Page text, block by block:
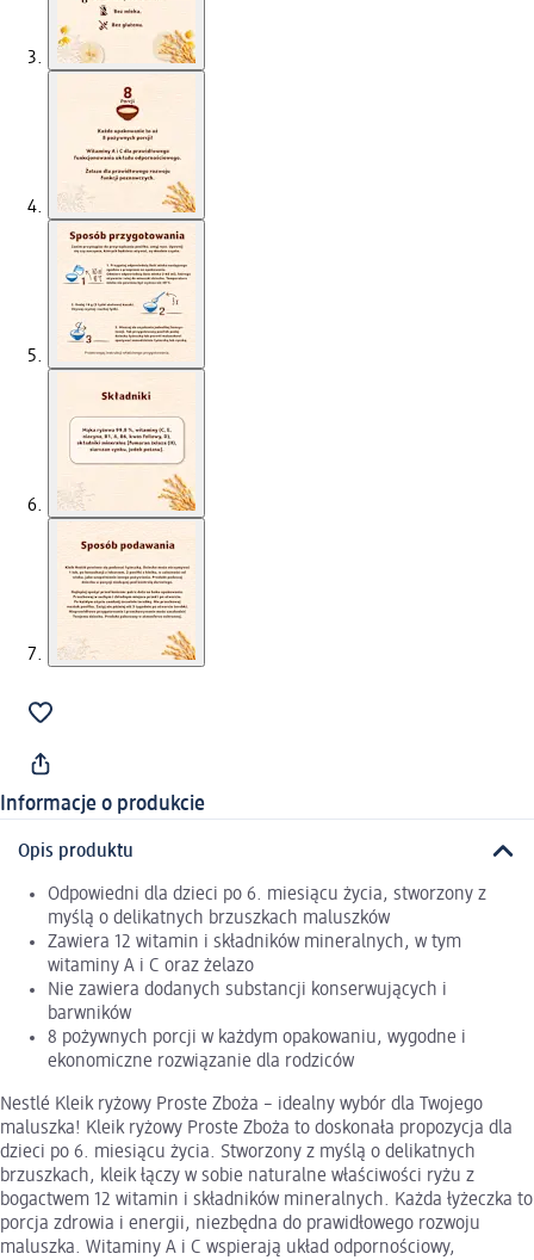
Informacje o produkcie
Opis produktu
Odpowiedni dla dzieci po 6. miesiącu życia, stworzony z
myślą o delikatnych brzuszkach maluszków
Zawiera 12 witamin i składników mineralnych, w tym
witaminy A i C oraz żelazo
Nie zawiera dodanych substancji konserwujących i
barwników
8 pożywnych porcji w każdym opakowaniu, wygodne i
ekonomiczne rozwiązanie dla rodziców
Nestlé Kleik ryżowy Proste Zboża – idealny wybór dla Twojego
maluszka! Kleik ryżowy Proste Zboża to doskonała propozycja dla
dzieci po 6. miesiącu życia. Stworzony z myślą o delikatnych
brzuszkach, kleik łączy w sobie naturalne właściwości ryżu z
bogactwem 12 witamin i składników mineralnych. Każda łyżeczka to
porcja zdrowia i energii, niezbędna do prawidłowego rozwoju
maluszka. Witaminy A i C wspierają układ odpornościowy,